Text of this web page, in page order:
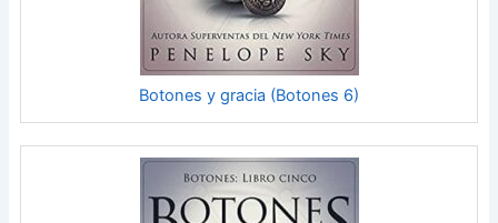
Botones y gracia (Botones 6)